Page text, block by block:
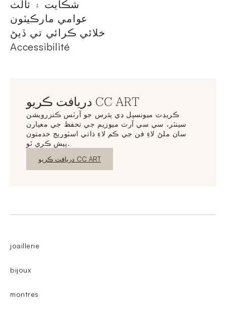
شڪايت ۽ ثالث
عوامي مارڪيٽون
خلائي ڪرائي تي ڏيڻ
Accessibilité
دريافت ڪريو CC ART
ڪريڊٽ ميونسپل ڊي پئرس جو آرٽس ڪنزرويشن
سينٽر، سي سي آرٽ ميوزيم جي تحفظ جي معيارن
سان ملڻ لاءِ فن جي ڪم لاءِ ذاتي اسٽوريج خدمتون
پيش ڪري ٿو.
نئين ونڊو دريافت ڪريو CC ART
joaillerie
bijoux
montres